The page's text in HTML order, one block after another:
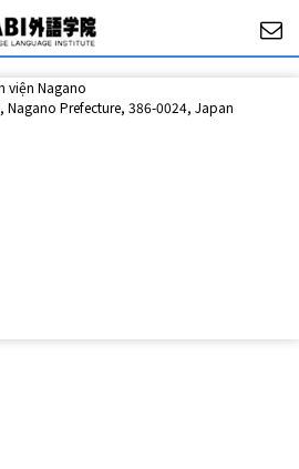
viện Nagano
Nagano Prefecture, 386-0024, Japan